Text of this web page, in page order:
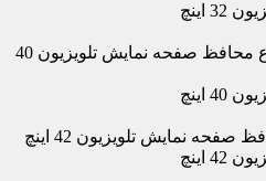
اینچ
قیمت و خرید اینترنتی انواع محافظ صفحه نمایش تلویزیون 40
اینچ
نمایش تلویزیون 42 اینچ
اینچ